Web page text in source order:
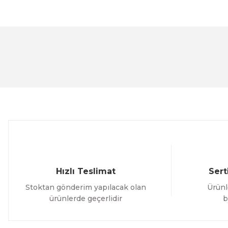
Hızlı Teslimat
Stoktan gönderim yapılacak olan
ürünlerde geçerlidir